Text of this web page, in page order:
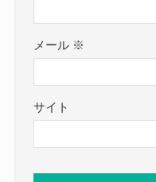
メール ※
サイト